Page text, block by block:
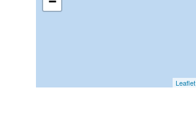
Leaflet